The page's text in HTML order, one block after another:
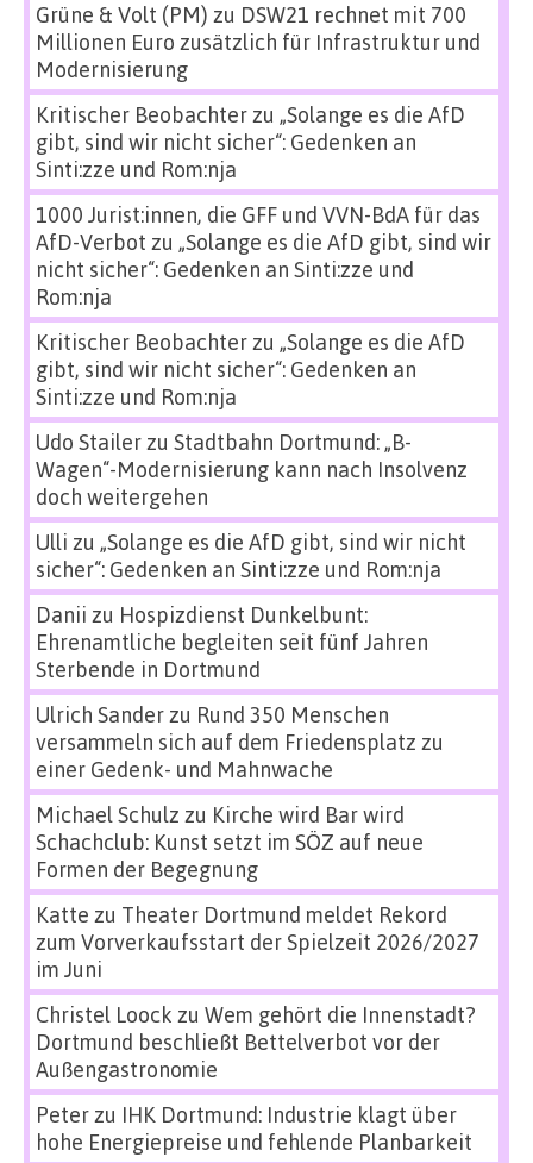
Grüne & Volt (PM) zu DSW21 rechnet mit 700
Millionen Euro zusätzlich für Infrastruktur und
Modernisierung
Kritischer Beobachterzu „Solange es die AfD
gibt, sind wir nicht sicher“: Gedenken an
Sinti:zze und Rom:nja
1000 Jurist:innen, die GFF und VVN-BdA für das
AfD-Verbot zu „Solange es die AfD gibt, sind wir
nicht sicher“: Gedenken an Sinti:zze und
Rom:nja
Kritischer Beobachterzu „Solange es die AfD
gibt, sind wir nicht sicher“: Gedenken an
Sinti:zze und Rom:nja
Udo Stailerzu Stadtbahn Dortmund: „B-
Wagen“-Modernisierung kann nach Insolvenz
doch weitergehen
Ulli zu „Solange es die AfD gibt, sind wir nicht
sicher“: Gedenken an Sinti:zze und Rom:nja
Danii zu Hospizdienst Dunkelbunt:
Ehrenamtliche begleiten seit fünf Jahren
Sterbende in Dortmund
Ulrich Sanderzu Rund 350 Menschen
versammeln sich auf dem Friedensplatz zu
einer Gedenk- und Mahnwache
Michael Schulz zu Kirche wird Bar wird
Schachclub: Kunst setzt im SÖZ auf neue
Formen der Begegnung
Katte zu Theater Dortmund meldet Rekord
zum Vorverkaufsstart der Spielzeit 2026/2027
im Juni
Christel Loock zu Wem gehört die Innenstadt?
Dortmund beschließt Bettelverbot vor der
Außengastronomie
Peterzu IHK Dortmund: Industrie klagt über
hohe Energiepreise und fehlende Planbarkeit